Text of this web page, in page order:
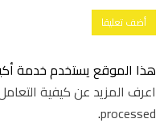
هذا الموقع يستخدم خدمة
اعرف المزيد عن كيفية
processed
.